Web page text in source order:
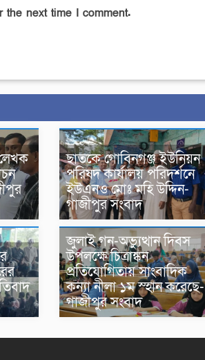
the next time I comment.
ছাতকে গোবিনগঞ্জ ইউনিয়ন
পরিষদ কার্যালয় পরিদর্শনে
ইউএনও মোঃ মহি উদ্দিন-
গাজীপুর সংবাদ
জুলাই গন-অভ্যুত্থান দিবস
উপলক্ষে চিত্রাঙ্কন
প্রতিযোগিতায় সাংবাদিক
কন্যা নীলা ১ম স্হান করেছে-
গাজীপুর সংবাদ